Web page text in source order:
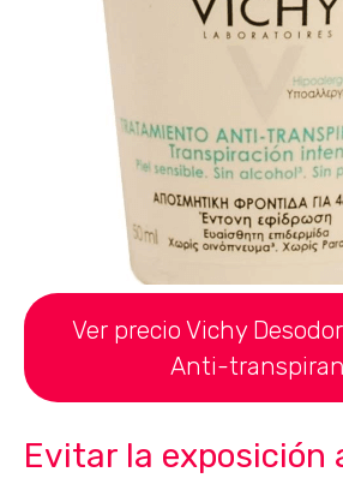
Ver precio Vichy
Anti-
Evitar la exposición